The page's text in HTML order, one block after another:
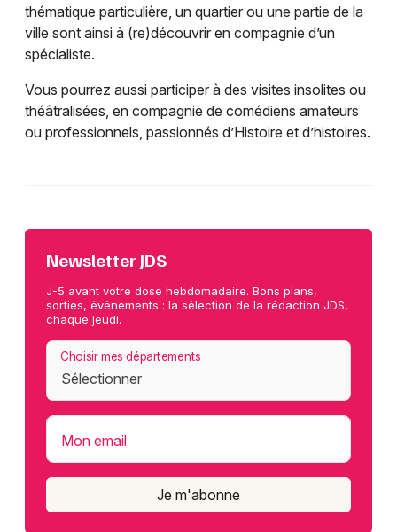
thématique particulière, un quartier ou une partie de la
ville sont ainsi à (re)découvrir en compagnie d’un
spécialiste.
Vous pourrez aussi participer à des visites insolites ou
théâtralisées, en compagnie de comédiens amateurs
ou professionnels, passionnés d’Histoire et d’histoires.
Newsletter JDS
J-5 avant votre dose hebdomadaire. Bons plans,
sorties, événements : la sélection de la rédaction JDS,
chaque jeudi.
Choisir mes départements
Mon email
Je m'abonne